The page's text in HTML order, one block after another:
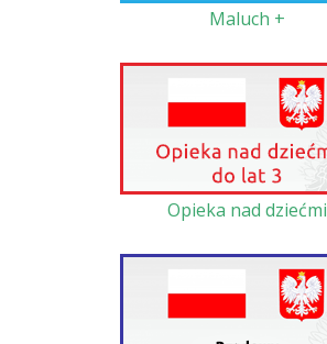
Maluch +
Opieka nad dziećmi